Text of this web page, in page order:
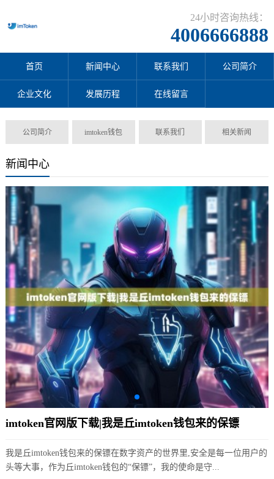
24小时咨询热线：
4006666888
首页 新闻中心 联系我们 公司简介
企业文化 发展历程 在线留言
公司简介 imtoken钱包 联系我们 相关新闻
新闻中心
imtoken官网版下载|我是丘imtoken钱包来的保镖
我是丘imtoken钱包来的保镖在数字资产的世界里,安全是每一位用户的
头等大事，作为丘imtoken钱包的“保镖”，我的使命是守...